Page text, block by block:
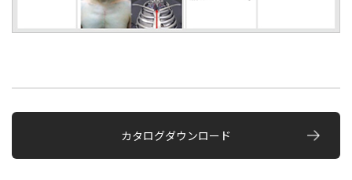
カタログダウンロード